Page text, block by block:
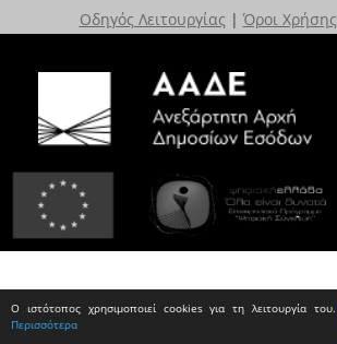
Ο ιστότοπος χρησιμοποιεί cookies για τη λειτουργία του.
Περισσότερα
Οδηγός Λειτουργίας | Όροι Χρήσης